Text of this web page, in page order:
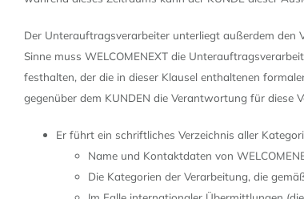
Der Unterauftragsverarbeiter unterliegt außerdem den
Sinne muss WELCOMENEXT die
festhalten, der die in dieser Klausel enthaltenen
gegenüber dem KUNDEN die Verantwortung für diese
Er führt ein schriftliches Verzeichnis aller
Name und Kontaktdaten von
Die Kategorien der Verarbeitung, die